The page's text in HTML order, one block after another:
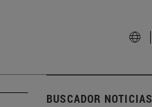
BUSCADOR NOTICIAS